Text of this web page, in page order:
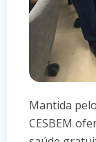
Mantida
CESBEM